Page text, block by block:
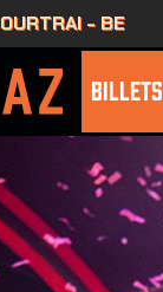
- BE
BILLETS